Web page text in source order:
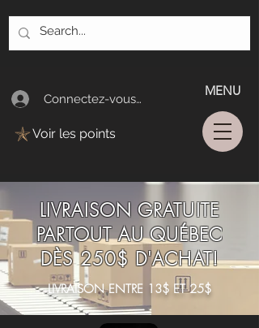
Connectez-vous/Log In
MENU
Voir les points
LIVRAISON GRATUITE
PARTOUT AU QUÉBEC
DÈS 250$ D'ACHAT!
LIVRAISON ENTRE 13$ ET 25$